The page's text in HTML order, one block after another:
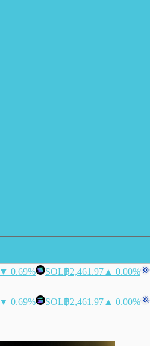
▼ 0.69% SOL฿2,461.97 ▲ 0.00%
▼ 0.69% SOL฿2,461.97 ▲ 0.00%